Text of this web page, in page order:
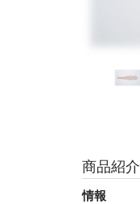
商品紹介
情報